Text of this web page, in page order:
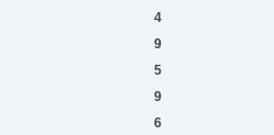
4
9
5
9
6